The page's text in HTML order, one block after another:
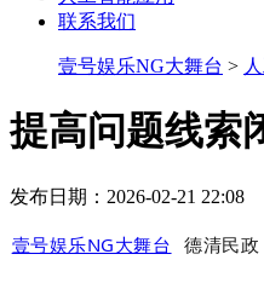
联系我们
壹号娱乐NG大舞台 >
提高问题线索
发布日期：2026-02-21 22:08
壹号娱乐NG大舞台 德清民政